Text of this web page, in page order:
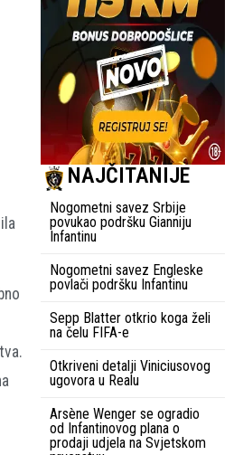
NAJČITANIJE
Nogometni savez Srbije
povukao podršku Gianniju
Infantinu
Nogometni savez Engleske
povlači podršku Infantinu
Sepp Blatter otkrio koga želi
na čelu FIFA-e
Otkriveni detalji Viniciusovog
ugovora u Realu
Arsène Wenger se ogradio
od Infantinovog plana o
prodaji udjela na Svjetskom